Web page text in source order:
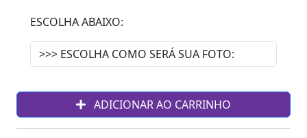
ESCOLHA ABAIXO:
ADICIONAR AO CARRINHO